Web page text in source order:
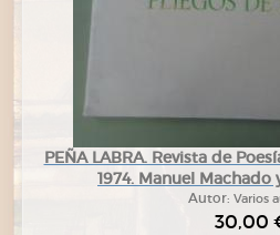
PEÑA LABRA. Revista de
1974. Manuel
Autor: Varios
30,00